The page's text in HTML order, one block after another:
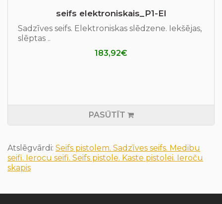
seifs elektroniskais_P1-El
Sadzīves seifs. Elektroniskas slēdzene. Iekšējas,
slēptas ..
183,92€
PASŪTĪT
Atslēgvārdi: Seifs pistolem. Sadzīves seifs. Medibu
seifi. Ierocu seifi. Seifs pistole. Kaste pistolei. Ieroču
skapis